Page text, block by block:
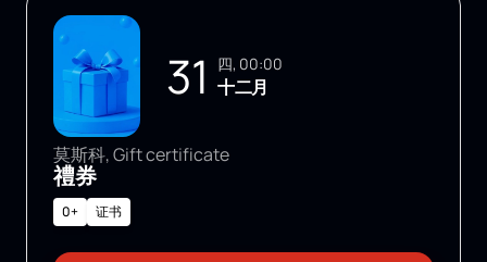
31 四, 00:00
十二月
莫斯科, Gift certificate
禮券
0+ 证书